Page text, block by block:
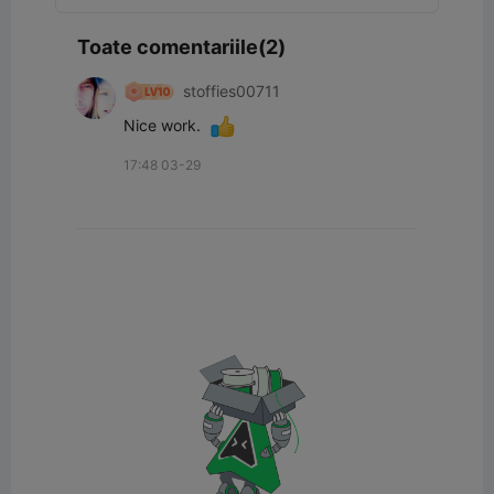
Toate comentariile(2)
stoffies00711
Nice work.
17:48 03-29